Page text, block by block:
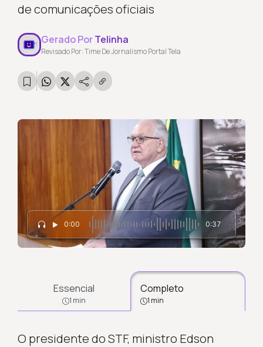
de comunicações oficiais
Gerado PorTelinha
Revisado Por: Time De Jornalismo Portal Tela
0:00 0:37
Essencial
1 min
Completo
1 min
O presidente do STF, ministro Edson